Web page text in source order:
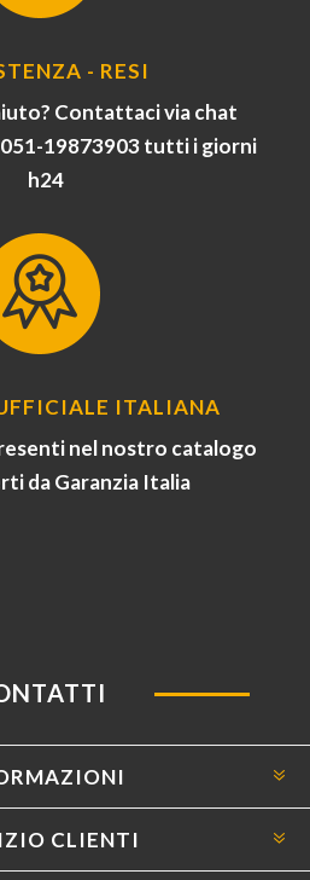
- RESI
Contattaci via chat
19873903 tutti i giorni
h24
ITALIANA
nel nostro catalogo
da Garanzia Italia
CLIENTI